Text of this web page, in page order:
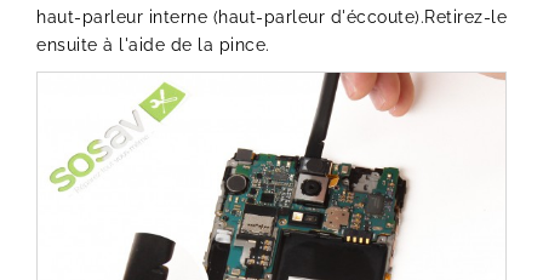
haut-parleur interne (haut-parleur d'éccoute).Retirez-le
ensuite à l'aide de la pince.